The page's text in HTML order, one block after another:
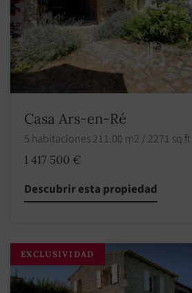
Casa Ars-en-Ré
5 habitaciones 211.00 m2 / 2271 sq ft
1 417 500 €
Descubrir esta propiedad
EXCLUSIVIDAD